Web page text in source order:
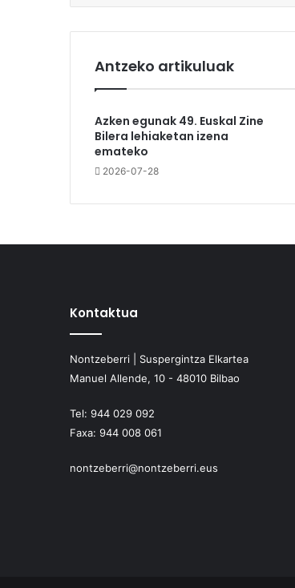
Antzeko artikuluak
Azken egunak 49. Euskal Zine
Bilera lehiaketan izena
emateko
2026-07-28
Kontaktua
Nontzeberri | Suspergintza Elkartea
Manuel Allende, 10 - 48010 Bilbao
Tel: 944 029 092
Faxa: 944 008 061
nontzeberri@nontzeberri.eus